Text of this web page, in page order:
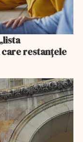
restanțele